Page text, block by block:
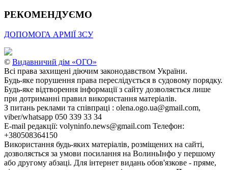
РЕКОМЕНДУЄМО
ДОПОМОГА АРМІЇ ЗСУ
© Видавничий дім «ОГО»
Всі права захищені діючим законодавством України.
Будь-яке порушення права переслідується в судовому порядку.
Будь-яке відтворення інформації з сайту дозволяється лише
при дотриманні правил використання матеріалів.
З питань реклами та співпраці : olena.ogo.ua@gmail.com,
viber/whatsapp 050 339 33 34
E-mail редакції: volyninfo.news@gmail.com Телефон:
+380508364150
Використання будь-яких матеріалів, розміщених на сайті,
дозволяється за умови посилання на ВолиньІнфо у першому
або другому абзаці. Для інтернет видань обов'язкове - пряме,